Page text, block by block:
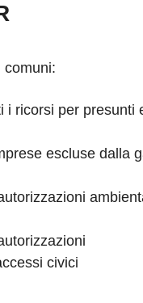
comuni:
i ricorsi per presunti
escluse dalla
civici